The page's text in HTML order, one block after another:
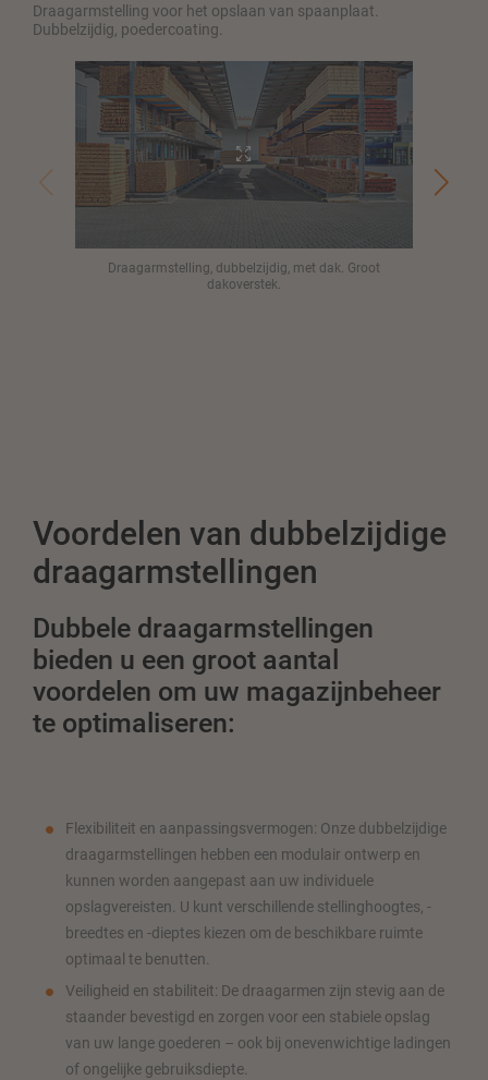
Draagarmstelling voor het opslaan van spaanplaat.
Dubbelzijdig, poedercoating.
Draagarmstelling, dubbelzijdig, met dak. Groot
dakoverstek.
Voordelen van dubbelzijdige
draagarmstellingen
Dubbele draagarmstellingen
bieden u een groot aantal
voordelen om uw magazijnbeheer
te optimaliseren:
Flexibiliteit en aanpassingsvermogen: Onze dubbelzijdige
draagarmstellingen hebben een modulair ontwerp en
kunnen worden aangepast aan uw individuele
opslagvereisten. U kunt verschillende stellinghoogtes, -
breedtes en -dieptes kiezen om de beschikbare ruimte
optimaal te benutten.
Veiligheid en stabiliteit: De draagarmen zijn stevig aan de
staander bevestigd en zorgen voor een stabiele opslag
van uw lange goederen – ook bij onevenwichtige ladingen
of ongelijke gebruiksdiepte.